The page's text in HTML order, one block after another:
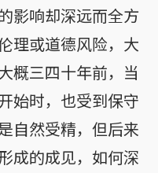
影响却深远而全方
理或道德风险，大
概三四十年前，当
始时，也受到保守
自然受精，但后来
成的成见，如何深